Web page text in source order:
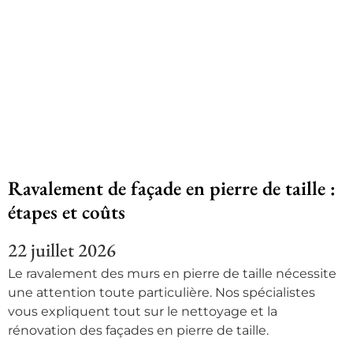
Ravalement de façade en pierre de taille :
étapes et coûts
22 juillet 2026
Le ravalement des murs en pierre de taille nécessite
une attention toute particulière. Nos spécialistes
vous expliquent tout sur le nettoyage et la
rénovation des façades en pierre de taille.